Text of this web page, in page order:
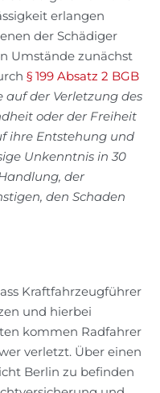
erlangen
der Schädiger
Umstände zunächst
§ 199 Absatz 2 BGB
auf der Verletzung des
oder der Freiheit
ihre Entstehung und
Unkenntnis in 30
der
den Schaden
Kraftfahrzeugführer
und hierbei
kommen Radfahrer
verletzt. Über einen
Berlin zu befinden